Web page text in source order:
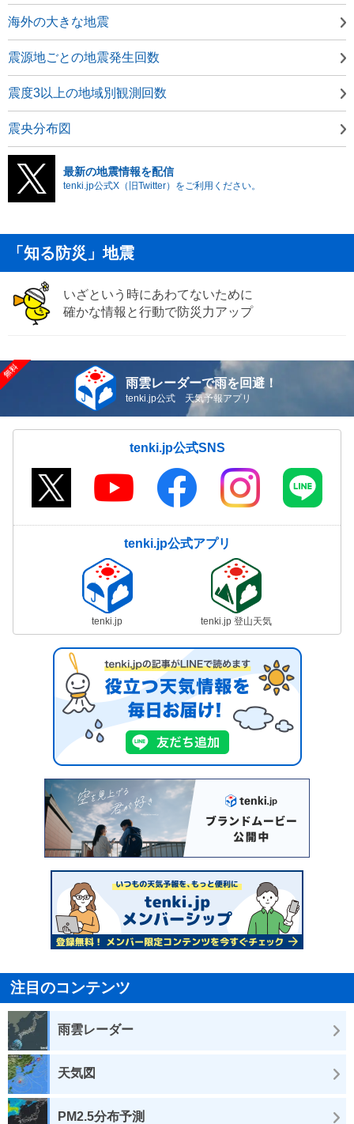
海外の大きな地震
震源地ごとの地震発生回数
震度3以上の地域別観測回数
震央分布図
最新の地震情報を配信
tenki.jp公式X（旧Twitter）をご利用ください。
「知る防災」地震
いざという時にあわてないために
確かな情報と行動で防災力アップ
雨雲レーダーで雨を回避！
tenki.jp公式 天気予報アプリ
tenki.jp公式SNS
tenki.jp公式アプリ
tenki.jp tenki.jp 登山天気
注目のコンテンツ
雨雲レーダー
天気図
PM2.5分布予測